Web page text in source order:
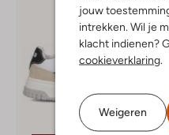
jouw
intrekken. Wil je
klacht indienen?
cookieverklaring
Weigeren